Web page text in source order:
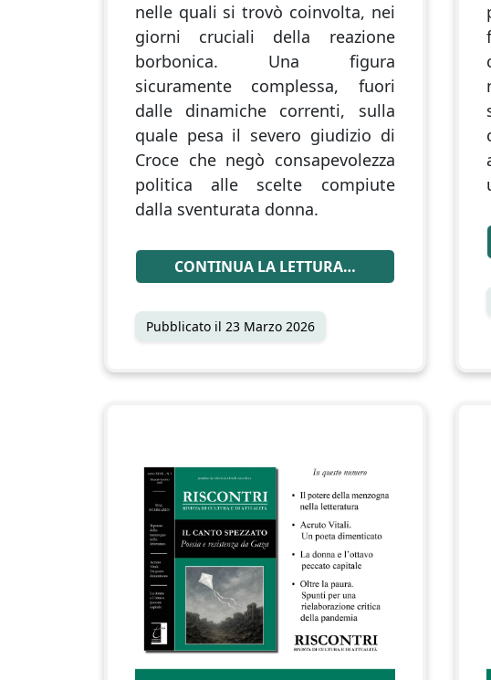
nelle quali si trovò coinvolta, nei
giorni cruciali della reazione
borbonica. Una figura
sicuramente complessa, fuori
dalle dinamiche correnti, sulla
quale pesa il severo giudizio di
Croce che negò consapevolezza
politica alle scelte compiute
dalla sventurata donna.
CONTINUA LA LETTURA…
Pubblicato il 23 Marzo 2026